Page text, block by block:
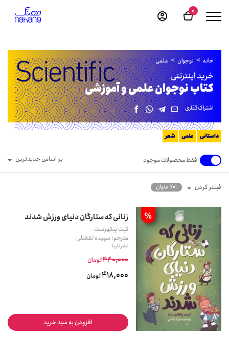
0
خانه نوجوان علمی
خرید اینترنتی
کتاب نوجوان علمی و آموزشی
اشتراک‌گذاری
داستانی علمی شعر
فقط محصولات موجود بر اساس جدیدترین
فیلتر کردن 701 عنوان
% زنانی که ستارگان دنیای ورزش شدند
کیت پنکهرست
مترجم: سپیده تفضلی
نشر ناریا
440,000تومان
418,000تومان
افزودن به سبد خرید